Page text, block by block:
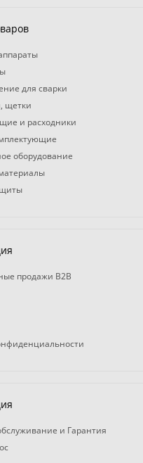
для сварки
щетки
и расходники
оборудование
продажи B2B
и Гарантия